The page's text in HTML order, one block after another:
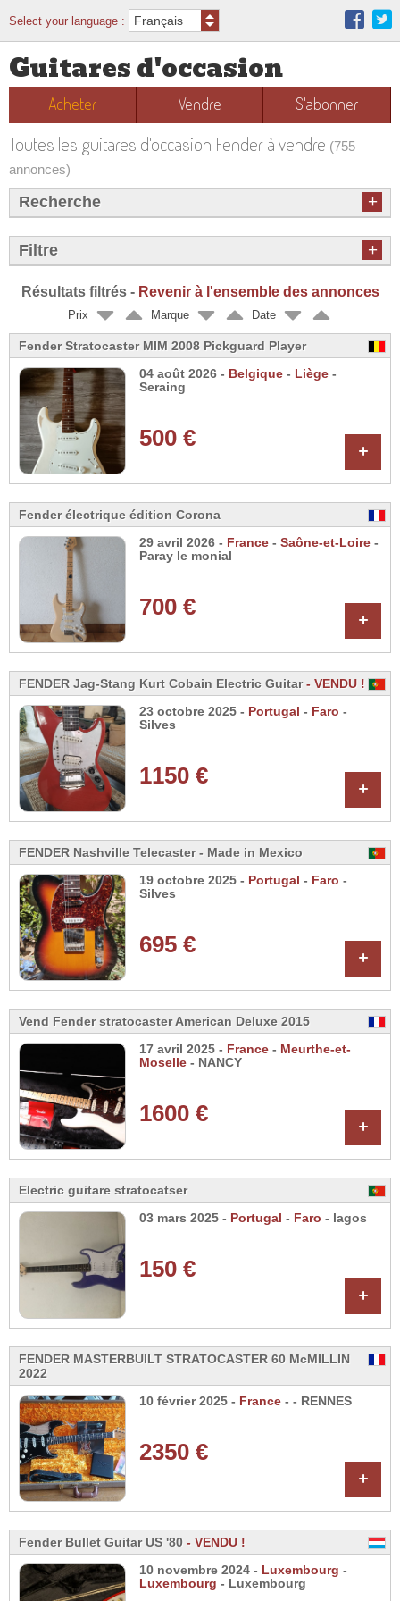
Select your language :
Guitares d'occasion
Acheter Vendre S'abonner
Toutes les guitares d'occasion Fender à vendre (755
annonces)
Recherche +
Filtre +
Résultats filtrés - Revenir à l'ensemble des annonces
Prix Marque Date
Fender Stratocaster MIM 2008 Pickguard Player
04 août 2026 - Belgique - Liège -
Seraing
500 € +
Fender électrique édition Corona
29 avril 2026 - France - Saône-et-Loire -
Paray le monial
700 € +
FENDER Jag-Stang Kurt Cobain Electric Guitar - VENDU !
23 octobre 2025 - Portugal - Faro -
Silves
1150 € +
FENDER Nashville Telecaster - Made in Mexico
19 octobre 2025 - Portugal - Faro -
Silves
695 € +
Vend Fender stratocaster American Deluxe 2015
17 avril 2025 - France - Meurthe-et-
Moselle - NANCY
1600 € +
Electric guitare stratocatser
03 mars 2025 - Portugal - Faro - lagos
150 €
+
FENDER MASTERBUILT STRATOCASTER 60 McMILLIN
2022
10 février 2025 - France - - RENNES
2350 €
+
Fender Bullet Guitar US '80 - VENDU !
10 novembre 2024 - Luxembourg -
Luxembourg - Luxembourg